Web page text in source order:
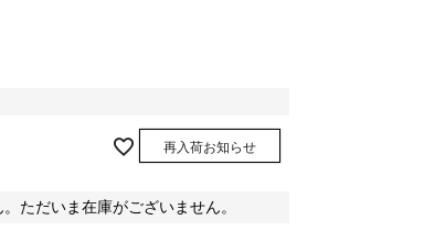
再入荷お知らせ
ただいま在庫がございません。